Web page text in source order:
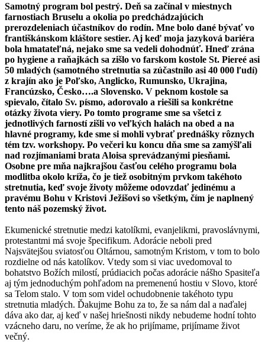
Samotný program bol pestrý. Deň sa začínal v miestnych
farnostiach Bruselu a okolia po predchádzajúcich
prerozdeleniach účastníkov do rodín. Mne bolo dané bývať vo
františkánskom kláštore sestier. Aj keď moja jazyková bariéra
bola hmatateľná, nejako sme sa vedeli dohodnúť. Hneď zrána
po hygiene a raňajkách sa zišlo vo farskom kostole St. Piereé asi
50 mladých (samotného stretnutia sa zúčastnilo asi 40 000 ľudí)
z krajín ako je Poľsko, Anglicko, Rumunsko, Ukrajina,
Francúzsko, Česko….a Slovensko. V peknom kostole sa
spievalo, čítalo Sv. písmo, adorovalo a riešili sa konkrétne
otázky života viery. Po tomto programe sme sa všetci z
jednotlivých farností zišli vo veľkých halách na obed a na
hlavné programy, kde sme si mohli vybrať prednášky rôznych
tém tzv. workshopy. Po večeri ku koncu dňa sme sa zamýšľali
nad rozjímaniami brata Aloisa sprevádzanými piesňami.
Osobne pre mňa najkrajšou časťou celého programu bola
modlitba okolo kríža, čo je tiež osobitným prvkom takéhoto
stretnutia, keď svoje životy môžeme odovzdať jedinému a
pravému Bohu v Kristovi Ježišovi so všetkým, čím je naplnený
tento náš pozemský život.
Ekumenické stretnutie medzi katolíkmi, evanjelikmi, pravoslávnymi,
protestantmi má svoje špecifikum. Adorácie neboli pred
Najsvätejšou sviatosťou Oltárnou, samotným Kristom, v tom to bolo
rozdielne od nás katolíkov. Vtedy som si viac uvedomoval to
bohatstvo Božích milostí, prúdiacich počas adorácie nášho Spasiteľa
aj tým jednoduchým pohľadom na premenenú hostiu v Slovo, ktoré
sa Telom stalo. V tom som videl ochudobnenie takéhoto typu
stretnutia mladých. Ďakujme Bohu za to, že sa nám dal a naďalej
dáva ako dar, aj keď v našej hriešnosti nikdy nebudeme hodní tohto
vzácneho daru, no veríme, že ak ho prijímame, prijímame život
večný.